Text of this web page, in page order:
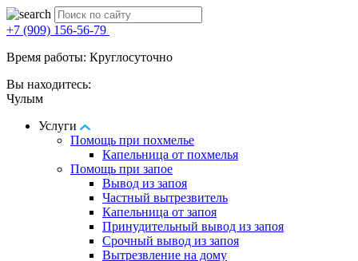
+7 (909) 156-56-79
Время работы: Круглосуточно
Вы находитесь:
Чулым
Услуги
Помощь при похмелье
Капельница от похмелья
Помощь при запое
Вывод из запоя
Частный вытрезвитель
Капельница от запоя
Принудительный вывод из запоя
Срочный вывод из запоя
Вытрезвление на дому